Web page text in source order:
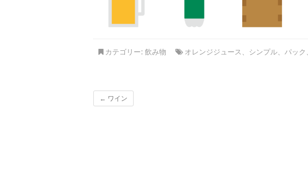
カテゴリー: 飲み物 オレンジジュース 、 シンプル、 パック 、
← ワイン